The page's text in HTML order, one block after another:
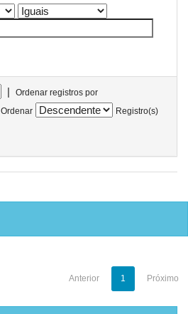
|
Ordenar registros por
Ordenar
Registro(s)
Anterior 1 Próximo